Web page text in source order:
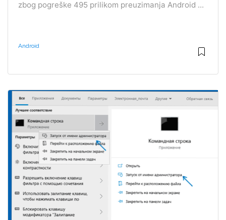
zbog pogreške 495 prilikom preuzimanja Android ...
Android